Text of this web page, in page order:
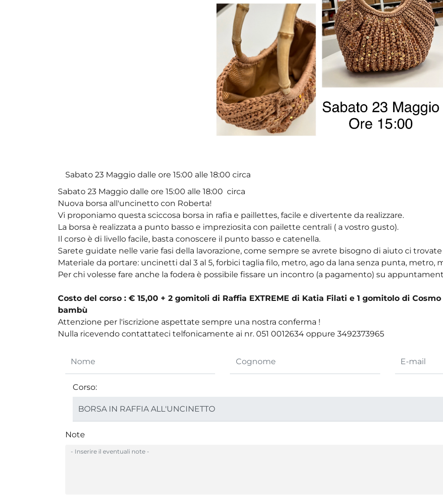
Sabato 23 Maggio dalle ore 15:00 alle 18:00 circa
Sabato 23 Maggio dalle ore 15:00 alle 18:00 circa
Nuova borsa all'uncinetto con Roberta!
Vi proponiamo questa sciccosa borsa in rafia e paillettes, facile e divertente da realizzare.
La borsa è realizzata a punto basso e impreziosita con pailette centrali ( a vostro gusto).
Il corso è di livello facile, basta conoscere il punto basso e catenella.
Sarete guidate nelle varie fasi della lavorazione, come sempre se avrete bisogno di aiuto ci
Materiale da portare: uncinetti dal 3 al 5, forbici taglia filo, metro, ago da lana senza punta, metro,
Per chi volesse fare anche la fodera è possibile fissare un incontro (a pagamento) su
Costo del corso : € 15,00 + 2 gomitoli di Raffia EXTREME di Katia Filati e 1 gomitolo di
bambù
Attenzione per l'iscrizione aspettate sempre una nostra conferma !
Nulla ricevendo contattateci telfonicamente ai nr. 051 0012634 oppure 3492373965
Corso:
Note